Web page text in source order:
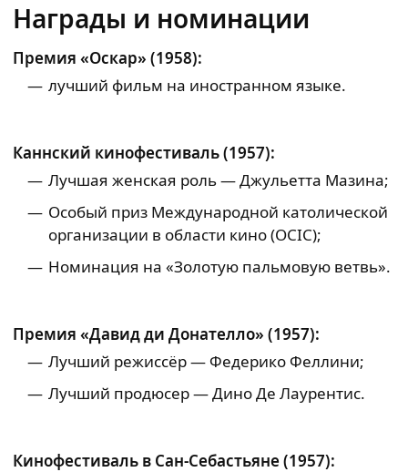
Награды и номинации
Премия «Оскар» (1958):
лучший фильм на иностранном языке.
Каннский кинофестиваль (1957):
Лучшая женская роль — Джульетта Мазина;
Особый приз Международной католической
организации в области кино (OCIC);
Номинация на «Золотую пальмовую ветвь».
Премия «Давид ди Донателло» (1957):
Лучший режиссёр — Федерико Феллини;
Лучший продюсер — Дино Де Лаурентис.
Кинофестиваль в Сан-Себастьяне (1957):